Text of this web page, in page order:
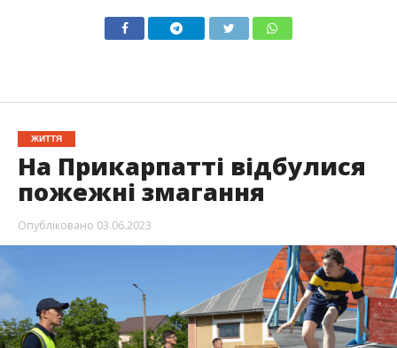
ЖИТТЯ
На Прикарпатті відбулися
пожежні змагання
Опубліковано 03.06.2023